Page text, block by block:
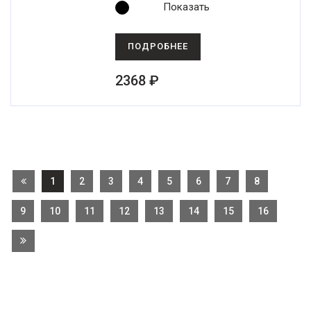
Показать
ПОДРОБНЕЕ
2368 ₽
1 2 3 4 5 6 7 8
9 10 11 12 13 14 15 16